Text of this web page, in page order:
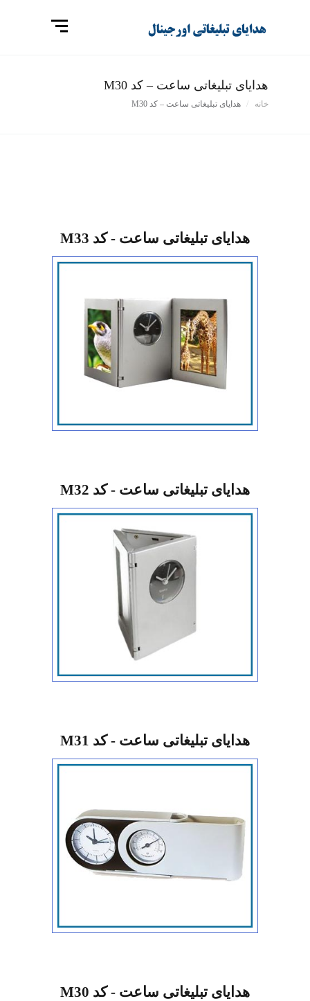
هدایای تبلیغاتی ساعت – کد M30
خانه هدایای تبلیغاتی ساعت – کد M30
هدایای تبلیغاتی ساعت - کد M33
هدایای تبلیغاتی ساعت - کد M32
هدایای تبلیغاتی ساعت - کد M31
هدایای تبلیغاتی ساعت - کد M30